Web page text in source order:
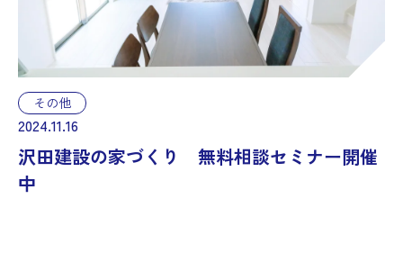
その他
2024.11.16
沢田建設の家づくり 無料相談セミナー開催
中